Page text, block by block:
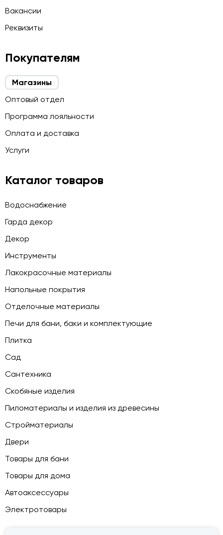
Вакансии
Реквизиты
Покупателям
Магазины
Оптовый отдел
Программа лояльности
Оплата и доставка
Услуги
Каталог товаров
Водоснабжение
Гарда декор
Декор
Инструменты
Лакокрасочные материалы
Напольные покрытия
Отделочные материалы
Печи для бани, баки и комплектующие
Плитка
Сад
Сантехника
Скобяные изделия
Пиломатериалы и изделия из древесины
Стройматериалы
Двери
Товары для бани
Товары для дома
Автоаксессуары
Электротовары